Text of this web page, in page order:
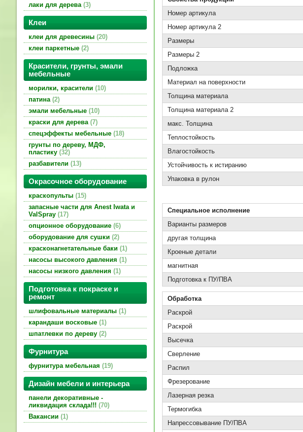
лаки для дерева 3
Клеи
клеи для древесины 20
клеи паркетные 2
Красители, грунты, эмали
мебельные
морилки, красители 10
патина 2
эмали мебельные 10
краски для дерева 7
спецэффекты мебельные 18
грунты по дереву, МДФ,
пластику 32
разбавители 13
Окрасочное оборудование
краскопульты 15
запасные части для Anest Iwata и
ValSpray 17
опционное оборудование 6
оборудование для сушки 2
красконагнетательные баки 1
насосы высокого давления 1
насосы низкого давления 1
Подготовка к покраске и
ремонт
шлифовальные материалы 1
карандаши восковые 1
шпатлевки по дереву 2
Фурнитура
фурнитура мебельная 19
Дизайн мебели и интерьера
панели декоративные -
ликвидация склада!!! 70
Вакансии 1
Номер артикула
Номер артикула 2
Размеры
Размеры 2
Подложка
Материал на поверхности
Толщина материала
Толщина материала 2
макс. Толщина
Теплостойкость
Влагостойкость
Устойчивость к истиранию
Упаковка в рулон
Специальное исполнение
Варианты размеров
другая толщина
Кроеные детали
магнитная
Подготовка к ПУ/ПВА
Обработка
Раскрой
Раскрой
Высечка
Сверление
Распил
Фрезерование
Лазерная резка
Термогибка
Напрессовывание ПУ/ПВА